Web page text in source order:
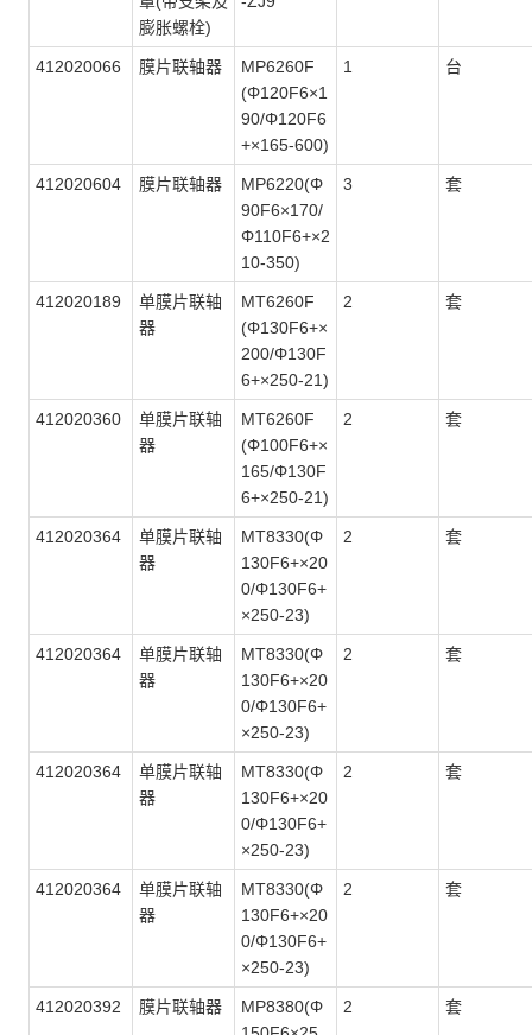
膨胀螺栓)
412020066 膜片联轴器
MP6260F
(Φ120F6×1
90/Φ120F6
+×165-600)
1 台
412020604 膜片联轴器
MP6220(Φ
90F6×170/
Φ110F6+×2
10-350)
3 套
412020189
单膜片联轴
器
MT6260F
(Φ130F6+×
200/Φ130F
6+×250-21)
2 套
412020360
单膜片联轴
器
MT6260F
(Φ100F6+×
165/Φ130F
6+×250-21)
2 套
412020364
单膜片联轴
器
MT8330(Φ
130F6+×20
0/Φ130F6+
×250-23)
2 套
412020364
单膜片联轴
器
MT8330(Φ
130F6+×20
0/Φ130F6+
×250-23)
2 套
412020364
单膜片联轴
器
MT8330(Φ
130F6+×20
0/Φ130F6+
×250-23)
2 套
412020364
单膜片联轴
器
MT8330(Φ
130F6+×20
0/Φ130F6+
×250-23)
2 套
412020392 膜片联轴器
MP8380(Φ
2 套